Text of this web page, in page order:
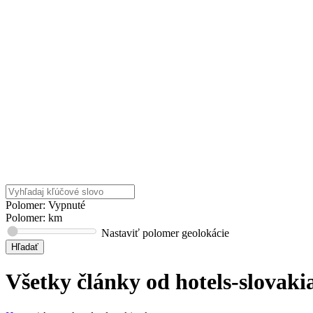
Polomer: Vypnuté
Polomer: km
Nastaviť polomer geolokácie
Všetky články od hotels-